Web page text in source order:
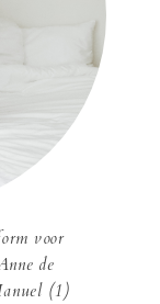
voor
de
(1)